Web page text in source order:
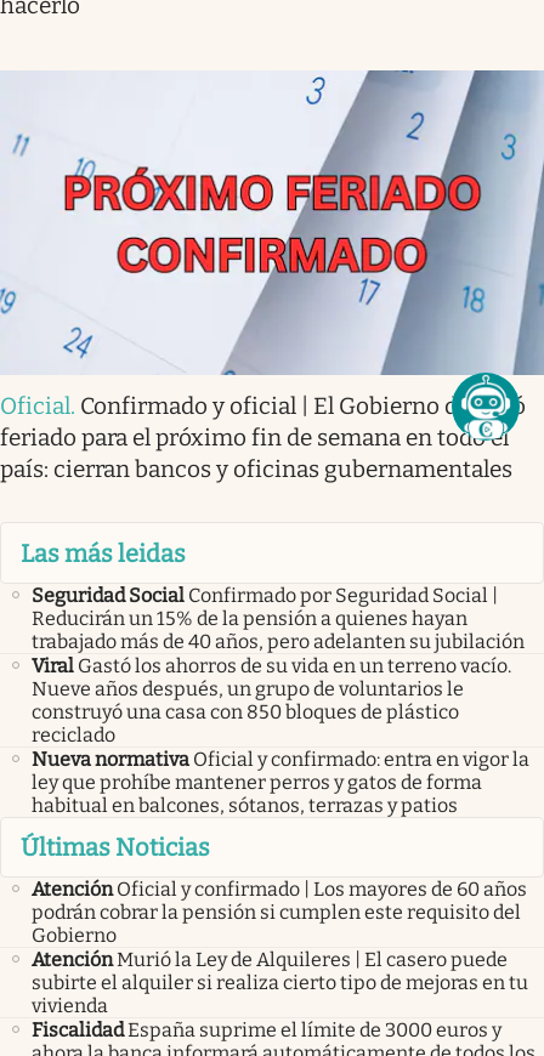
Oficial. Confirmado y oficial | El Gobierno decretó
feriado para el próximo fin de semana en todo el
país: cierran bancos y oficinas gubernamentales
Las más leidas
Seguridad Social Confirmado por Seguridad Social |
Reducirán un 15% de la pensión a quienes hayan
trabajado más de 40 años, pero adelanten su jubilación
Viral Gastó los ahorros de su vida en un terreno vacío.
Nueve años después, un grupo de voluntarios le
construyó una casa con 850 bloques de plástico
reciclado
Nueva normativa Oficial y confirmado: entra en vigor la
ley que prohíbe mantener perros y gatos de forma
habitual en balcones, sótanos, terrazas y patios
Últimas Noticias
Atención Oficial y confirmado | Los mayores de 60 años
podrán cobrar la pensión si cumplen este requisito del
Gobierno
AtenciónMurió la Ley de Alquileres | El casero puede
subirte el alquiler si realiza cierto tipo de mejoras en tu
vivienda
FiscalidadEspaña suprime el límite de 3000 euros y